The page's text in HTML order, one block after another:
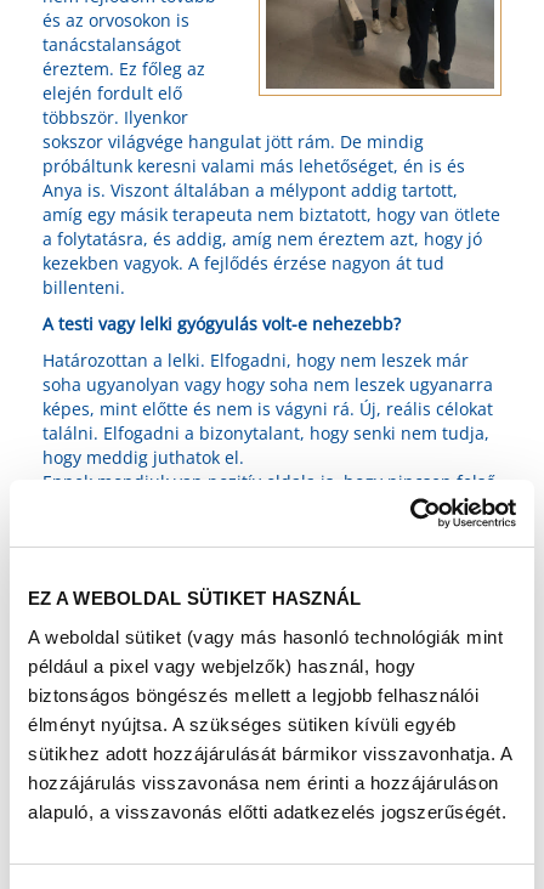
EZ A WEBOLDAL SÜTIKET HASZNÁL
A weboldal sütiket (vagy más hasonló technológiák mint
például a pixel vagy webjelzők) használ, hogy
biztonságos böngészés mellett a legjobb felhasználói
élményt nyújtsa. A szükséges sütiken kívüli egyéb
sütikhez adott hozzájárulását bármikor visszavonhatja. A
hozzájárulás visszavonása nem érinti a hozzájáruláson
alapuló, a visszavonás előtti adatkezelés jogszerűségét.
és az orvosokon is
tanácstalanságot
éreztem. Ez főleg az
elején fordult elő
többször. Ilyenkor
sokszor világvége hangulat jött rám. De mindig
próbáltunk keresni valami más lehetőséget, én is és
Anya is. Viszont általában a mélypont addig tartott,
amíg egy másik terapeuta nem biztatott, hogy van ötlete
a folytatásra, és addig, amíg nem éreztem azt, hogy jó
kezekben vagyok. A fejlődés érzése nagyon át tud
billenteni.
A testi vagy lelki gyógyulás volt-e nehezebb?
Határozottan a lelki. Elfogadni, hogy nem leszek már
soha ugyanolyan vagy hogy soha nem leszek ugyanarra
képes, mint előtte és nem is vágyni rá. Új, reális célokat
találni. Elfogadni a bizonytalant, hogy senki nem tudja,
hogy meddig juthatok el.
Ennek mondjuk van pozitív oldala is, hogy nincsen felső
határ. Vagyis nincs eldöntve, hogy idáig eljuthatsz, de
semmilyen próbálkozás nem fölösleges, mert ki tudja…?
A legnagyobb
támogatást
Édesanyám
jelenti. Bármit
is találtam, ami
segíthet a
rehabilitációba
n mindig
hogy az egész családom is támogat, sokat jelent. Rajtuk